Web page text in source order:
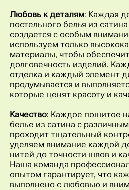
Любовь к деталям: Каждая
постельного белья из
создается с особым
используем только
материалы, чтобы
долговечность изделий.
отделка и каждый элемент
продумывается и
которые ценят красоту и
Качество: Каждое пошитое
белье из сатина с
проходит тщательный
уделяем внимание каждой
нитей до точности швов и
Наша команда
опытом гарантирует, что
выполнено с любовью и